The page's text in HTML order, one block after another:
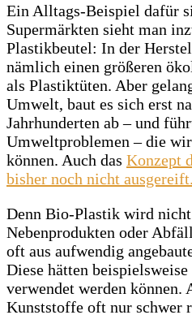
Ein Alltags-Beispiel dafür
Supermärkten sieht man
Plastikbeutel: In der
nämlich einen größeren
als Plastiktüten. Aber
Umwelt, baut es sich erst
Jahrhunderten ab – und
Umweltproblemen – die
können. Auch das Konzept
bisher noch nicht ausgereift.
Denn Bio-Plastik wird
Nebenprodukten oder
oft aus aufwendig
Diese hätten
verwendet werden können.
Kunststoffe oft nur schwer